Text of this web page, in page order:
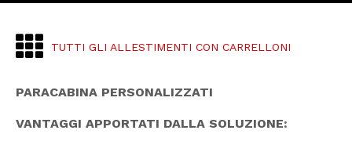
TUTTI GLI ALLESTIMENTI CON CARRELLONI
PARACABINA PERSONALIZZATI
VANTAGGI APPORTATI DALLA SOLUZIONE: